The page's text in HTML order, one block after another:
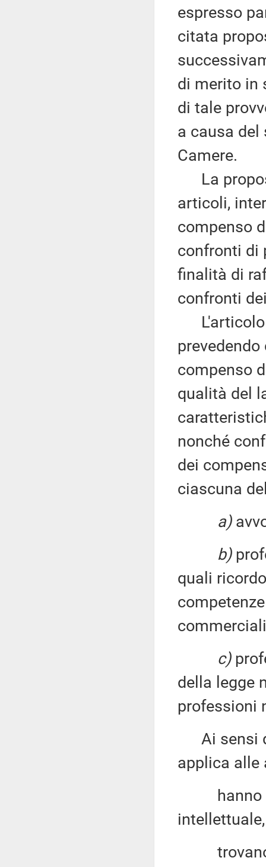
espresso
citata
di merito in
di tale
a causa del
Camere.
La
articoli,
compenso
confronti di
finalità di
confronti
L'articolo
compenso
qualità del
nonché
dei
ciascuna
a)
b)
quali
c)
della legge
professioni
Ai sensi
applica alle
hanno ad
trovano